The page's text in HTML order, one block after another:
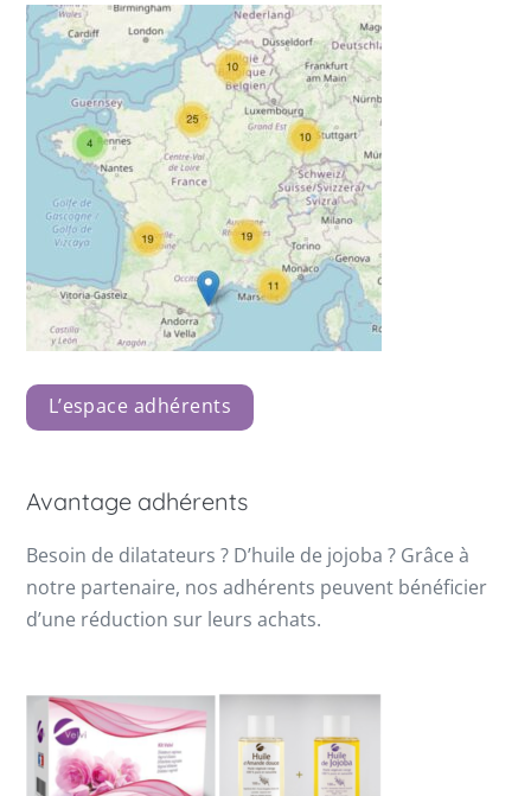
L’espace adhérents
Avantage adhérents
Besoin de dilatateurs ? D’huile de jojoba ? Grâce à
notre partenaire, nos adhérents peuvent bénéficier
d’une réduction sur leurs achats.